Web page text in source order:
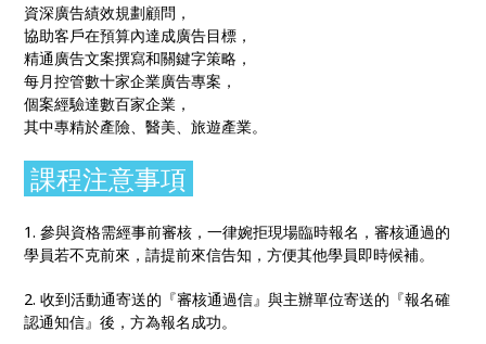
資深廣告績效規劃顧問，
協助客戶在預算內達成廣告目標，
精通廣告文案撰寫和關鍵字策略，
每月控管數十家企業廣告專案，
個案經驗達數百家企業，
其中專精於產險、醫美、旅遊產業。
課程注意事項
1. 參與資格需經事前審核，一律婉拒現場臨時報名，審核通過的
學員若不克前來，請提前來信告知，方便其他學員即時候補。
2. 收到活動通寄送的『審核通過信』與主辦單位寄送的『報名確
認通知信』後，方為報名成功。